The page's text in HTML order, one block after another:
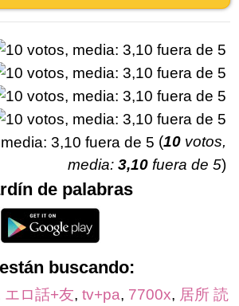
(10 votos,
media: 3,10 fuera de 5)
de palabras
buscando:
エロ話+友, tv+pa, 7700x, 居所 読